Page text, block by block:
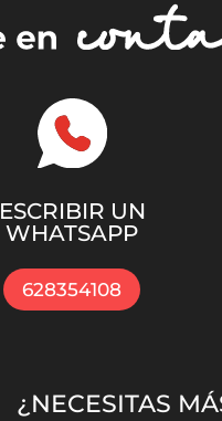
ESCRIBIR UN
WHATSAPP
628354108
¿NECESITAS